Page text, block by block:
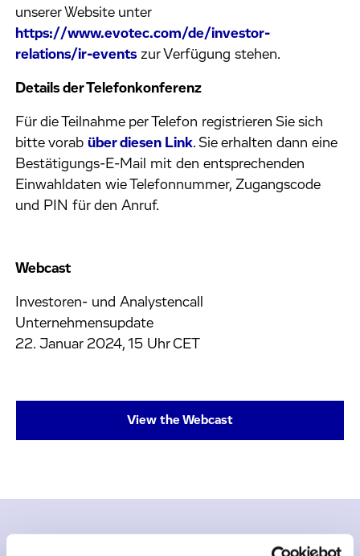
unserer Website unter
https://www.evotec.com/de/investor-
relations/ir-events zur Verfügung stehen.
Details der Telefonkonferenz
Für die Teilnahme per Telefon registrieren Sie sich
bitte vorabüber diesen Link. Sie erhalten dann eine
Bestätigungs-E-Mail mit den entsprechenden
Einwahldaten wie Telefonnummer, Zugangscode
und PIN für den Anruf.
Webcast
Investoren- und Analystencall
Unternehmensupdate
22. Januar 2024, 15 Uhr CET
View the Webcast